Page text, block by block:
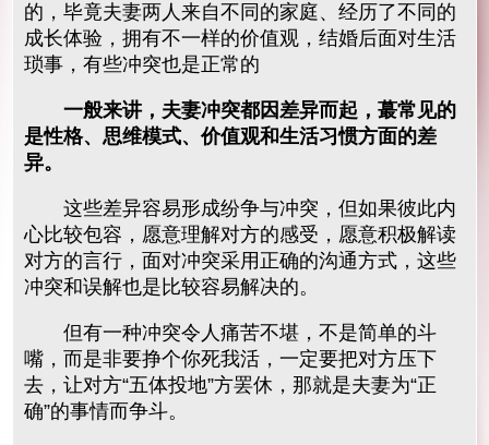
的，毕竟夫妻两人来自不同的家庭、经历了不同的
成长体验，拥有不一样的价值观，结婚后面对生活
琐事，有些冲突也是正常的
一般来讲，夫妻冲突都因差异而起，蕞常见的
是性格、思维模式、价值观和生活习惯方面的差
异。
这些差异容易形成纷争与冲突，但如果彼此内
心比较包容，愿意理解对方的感受，愿意积极解读
对方的言行，面对冲突采用正确的沟通方式，这些
冲突和误解也是比较容易解决的。
但有一种冲突令人痛苦不堪，不是简单的斗
嘴，而是非要挣个你死我活，一定要把对方压下
去，让对方“五体投地”方罢休，那就是夫妻为“正
确”的事情而争斗。